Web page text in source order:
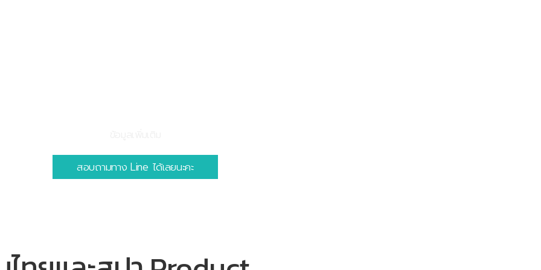
สอบถามทาง Line ได้เลยนะคะ